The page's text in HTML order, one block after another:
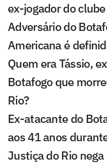
ex-jogador do clube
Adversário do
Americana é
Quem era Tássio,
Botafogo que
Rio?
Ex-atacante do
aos 41 anos
Justiça do Rio